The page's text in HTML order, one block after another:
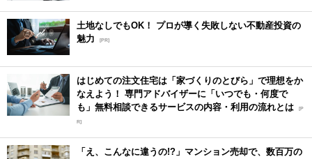
土地なしでもOK！ プロが導く失敗しない不動産投資の
魅力
[PR]
はじめての注文住宅は「家づくりのとびら」で理想をか
なえよう！ 専門アドバイザーに「いつでも・何度で
も」無料相談できるサービスの内容・利用の流れとは [P
R]
「え、こんなに違うの!?」マンション売却で、数百万の